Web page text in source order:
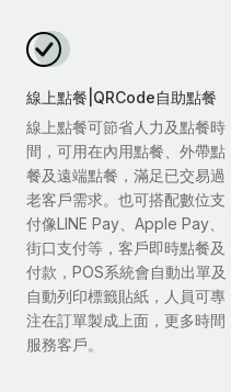
線上點餐|QRCode自助點餐
線上點餐可節省人力及點餐時
間，可用在內用點餐、外帶點
餐及遠端點餐，滿足已交易過
老客戶需求。也可搭配數位支
付像LINE Pay、Apple Pay、
街口支付等，客戶即時點餐及
付款，POS系統會自動出單及
自動列印標籤貼紙，人員可專
注在訂單製成上面，更多時間
服務客戶。